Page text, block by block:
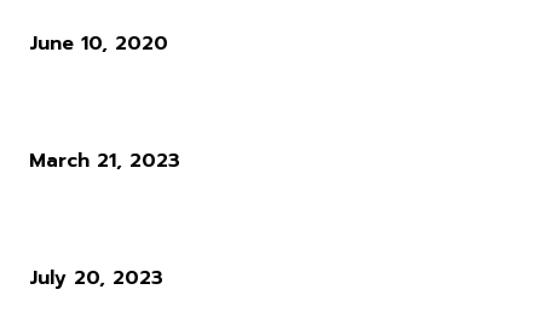
June 10, 2020
March 21, 2023
July 20, 2023